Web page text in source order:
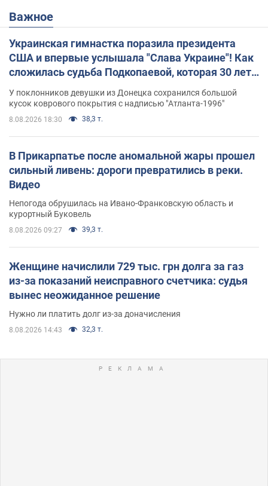
Важное
Украинская гимнастка поразила президента
США и впервые услышала "Слава Украине"! Как
сложилась судьба Подкопаевой, которая 30 лет
назад завоевала "золото" Олимпиады
У поклонников девушки из Донецка сохранился большой
кусок коврового покрытия с надписью "Атланта-1996"
8.08.2026 18:30 38,3 т.
В Прикарпатье после аномальной жары прошел
сильный ливень: дороги превратились в реки.
Видео
Непогода обрушилась на Ивано-Франковскую область и
курортный Буковель
8.08.2026 09:27 39,3 т.
Женщине начислили 729 тыс. грн долга за газ
из-за показаний неисправного счетчика: судья
вынес неожиданное решение
Нужно ли платить долг из-за доначисления
8.08.2026 14:43 32,3 т.